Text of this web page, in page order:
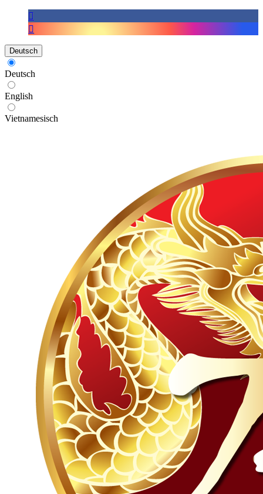
Deutsch
Deutsch
English
Vietnamesisch